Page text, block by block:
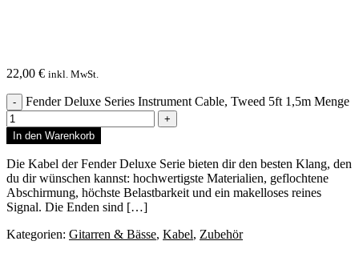
22,00 € inkl. MwSt.
Fender Deluxe Series Instrument Cable, Tweed 5ft 1,5m Menge
In den Warenkorb
Die Kabel der Fender Deluxe Serie bieten dir den besten Klang, den
du dir wünschen kannst: hochwertigste Materialien, geflochtene
Abschirmung, höchste Belastbarkeit und ein makelloses reines
Signal. Die Enden sind […]
Kategorien: Gitarren & Bässe, Kabel, Zubehör